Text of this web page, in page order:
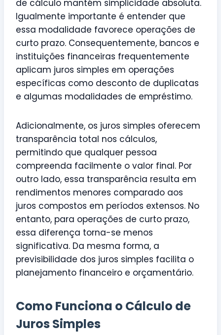
de cálculo mantém simplicidade absoluta.
Igualmente importante é entender que
essa modalidade favorece operações de
curto prazo. Consequentemente, bancos e
instituições financeiras frequentemente
aplicam juros simples em operações
específicas como desconto de duplicatas
e algumas modalidades de empréstimo.
Adicionalmente, os juros simples oferecem
transparência total nos cálculos,
permitindo que qualquer pessoa
compreenda facilmente o valor final. Por
outro lado, essa transparência resulta em
rendimentos menores comparado aos
juros compostos em períodos extensos. No
entanto, para operações de curto prazo,
essa diferença torna-se menos
significativa. Da mesma forma, a
previsibilidade dos juros simples facilita o
planejamento financeiro e orçamentário.
Como Funciona o Cálculo de
Juros Simples